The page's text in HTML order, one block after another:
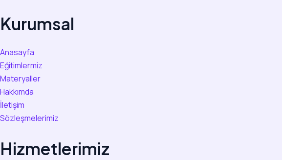
Kurumsal
Anasayfa
Eğitimlermiz
Materyaller
Hakkımda
İletişim
Sözleşmelerimiz
Hizmetlerimiz